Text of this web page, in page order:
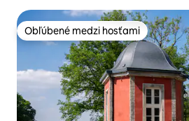
Obľúbené medzi hosťami
Obľúbené medzi hosťami